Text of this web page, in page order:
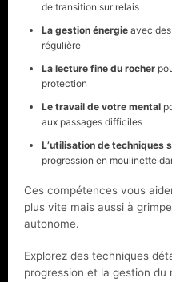
de transition sur relais
La gestion énergie avec
régulière
La lecture fine du rocher
protection
Le travail de votre mental
aux passages difficiles
L’utilisation de techniques
progression en moulinette
Ces compétences vous
plus vite mais aussi à
autonome.
Explorez des techniques
progression et la gestion du